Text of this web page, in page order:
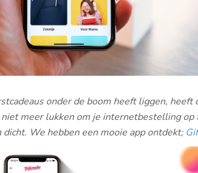
onder de boom heeft liggen, heeft
meer lukken om je internetbestelling op
dicht. We hebben een mooie app ontdekt;